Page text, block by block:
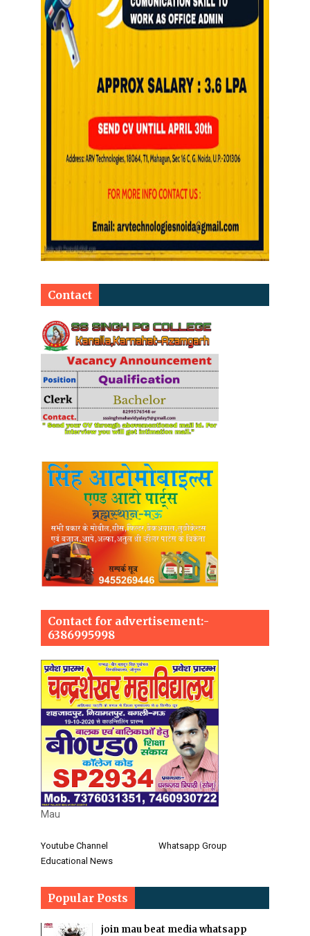
Contact
Contact for advertisement:-
6386995998
Mau
Youtube Channel
Whatsapp Group
Educational News
Popular Posts
join mau beat media whatsapp